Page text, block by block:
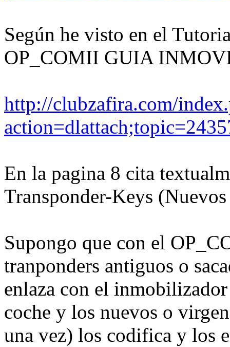
Según he visto en el
OP_COMII GUIA
http://clubzafira.com/
En la pagina 8 cita
Transponder-Keys
Supongo que con el
tranponders antiguos o
enlaza con el
coche y los nuevos o
una vez) los codifica y los